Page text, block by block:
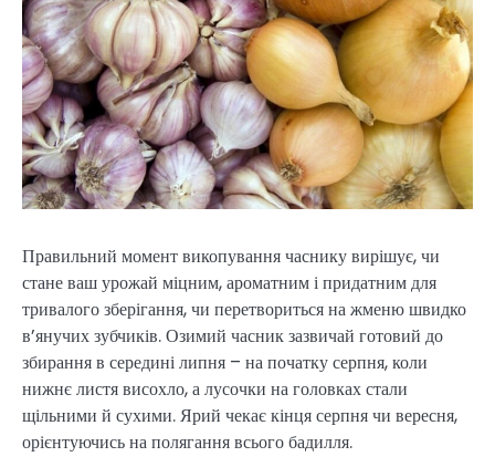
Правильний момент викопування часнику вирішує, чи
стане ваш урожай міцним, ароматним і придатним для
тривалого зберігання, чи перетвориться на жменю швидко
в’янучих зубчиків. Озимий часник зазвичай готовий до
збирання в середині липня – на початку серпня, коли
нижнє листя висохло, а лусочки на головках стали
щільними й сухими. Ярий чекає кінця серпня чи вересня,
орієнтуючись на полягання всього бадилля.